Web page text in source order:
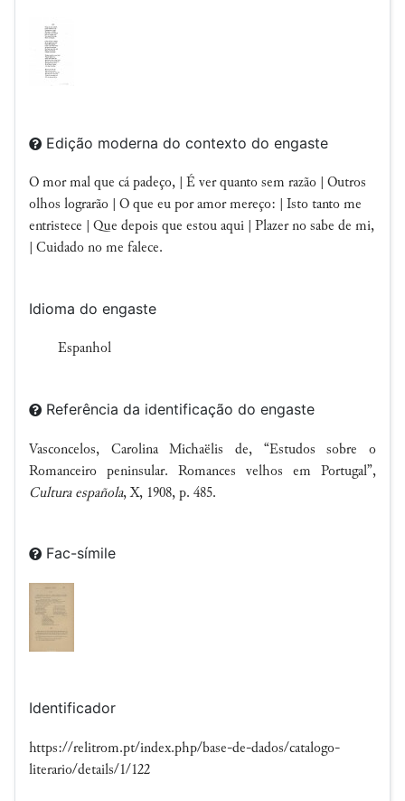
Edição moderna do contexto do engaste
O mor mal que cá padeço, | É ver quanto sem razão | Outros
olhos lograrão | O que eu por amor mereço: | Isto tanto me
entristece | Que depois que estou aqui | Plazer no sabe de mi,
| Cuidado no me falece.
Idioma do engaste
Espanhol
Referência da identificação do engaste
Vasconcelos, Carolina Michaëlis de, “Estudos sobre o
Romanceiro peninsular. Romances velhos em Portugal”,
Cultura española, X, 1908, p. 485.
Fac-símile
Identificador
https://relitrom.pt/index.php/base-de-dados/catalogo-
literario/details/1/122